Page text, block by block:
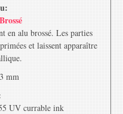
Brossé
en alu brossé. Les parties
et laissent apparaître
3 mm
UV currable ink